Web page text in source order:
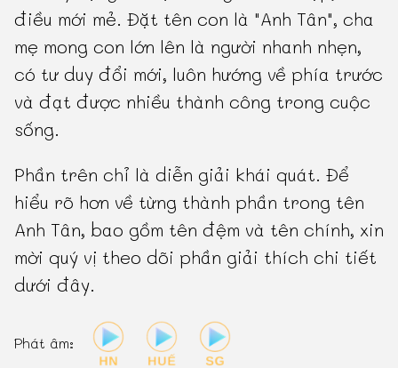
điều mới mẻ. Đặt tên con là "Anh Tân", cha
mẹ mong con lớn lên là người nhanh nhẹn,
có tư duy đổi mới, luôn hướng về phía trước
và đạt được nhiều thành công trong cuộc
sống.
Phần trên chỉ là diễn giải khái quát. Để
hiểu rõ hơn về từng thành phần trong tên
Anh Tân, bao gồm tên đệm và tên chính, xin
mời quý vị theo dõi phần giải thích chi tiết
dưới đây.
Phát âm: